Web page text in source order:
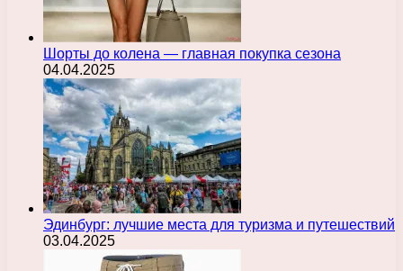
Шорты до колена — главная покупка сезона
04.04.2025
Эдинбург: лучшие места для туризма и путешествий
03.04.2025